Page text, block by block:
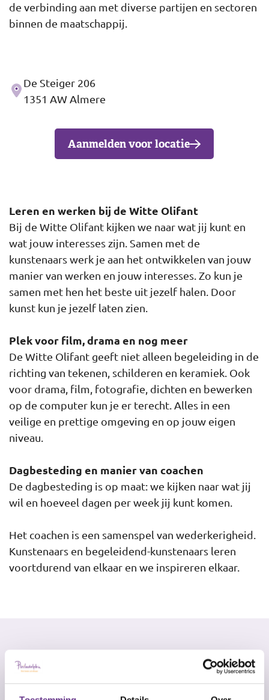
de verbinding aan met diverse partijen en sectoren
binnen de maatschappij.
Adres
De Steiger 206
1351 AW Almere
Aanmelden voor locatie
Leren en werken bij de Witte Olifant
Bij de Witte Olifant kijken we naar wat jij kunt en
wat jouw interesses zijn. Samen met de
kunstenaars werk je aan het ontwikkelen van jouw
manier van werken en jouw interesses. Zo kun je
samen met hen het beste uit jezelf halen. Door
kunst kun je jezelf laten zien.
Plek voor film, drama en nog meer
De Witte Olifant geeft niet alleen begeleiding in de
richting van tekenen, schilderen en keramiek. Ook
voor drama, film, fotografie, dichten en bewerken
op de computer kun je er terecht. Alles in een
veilige en prettige omgeving en op jouw eigen
niveau.
Dagbesteding en manier van coachen
De dagbesteding is op maat: we kijken naar wat jij
wil en hoeveel dagen per week jij kunt komen.
Het coachen is een samenspel van wederkerigheid.
Kunstenaars en begeleidend-kunstenaars leren
voortdurend van elkaar en we inspireren elkaar.
Lerende